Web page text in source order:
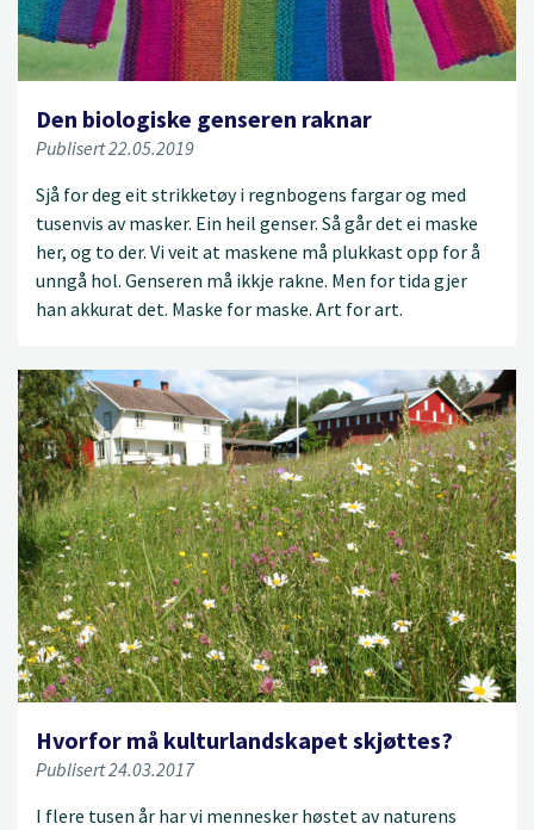
Den biologiske genseren raknar
Publisert 22.05.2019
Sjå for deg eit strikketøy i regnbogens fargar og med
tusenvis av masker. Ein heil genser. Så går det ei maske
her, og to der. Vi veit at maskene må plukkast opp for å
unngå hol. Genseren må ikkje rakne. Men for tida gjer
han akkurat det. Maske for maske. Art for art.
Hvorfor må kulturlandskapet skjøttes?
Publisert 24.03.2017
I flere tusen år har vi mennesker høstet av naturens